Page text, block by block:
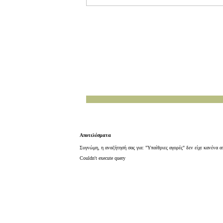
Αποτελέσματα
Συγνώμη, η αναζήτησή σας για: "Υπαίθριες αγορές" δεν είχε κανένα
Couldn't execute query